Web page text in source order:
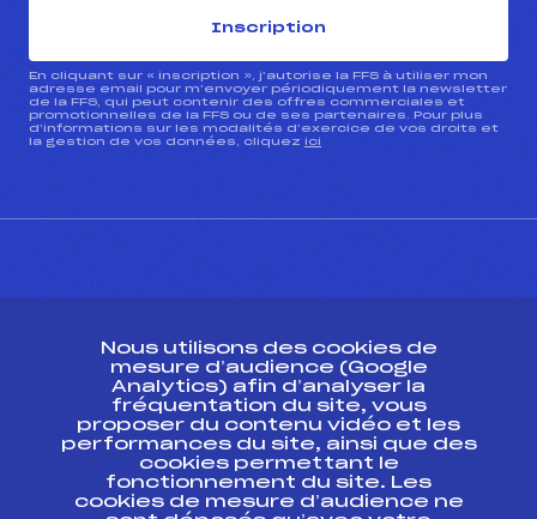
Inscription
En cliquant sur « inscription », j’autorise la FFS à utiliser mon
adresse email pour m’envoyer périodiquement la newsletter
de la FFS, qui peut contenir des offres commerciales et
promotionnelles de la FFS ou de ses partenaires. Pour plus
d’informations sur les modalités d’exercice de vos droits et
la gestion de vos données, cliquez ici
Ressources
Pass’Neige
Projet sportif fédéral
Projet de performance fédéral
Nous utilisons des cookies de
mesure d’audience (Google
Analytics) afin d’analyser la
fréquentation du site, vous
proposer du contenu vidéo et les
performances du site, ainsi que des
cookies permettant le
fonctionnement du site. Les
cookies de mesure d’audience ne